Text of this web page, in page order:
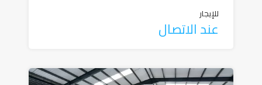
للإيجار
عند الاتصال